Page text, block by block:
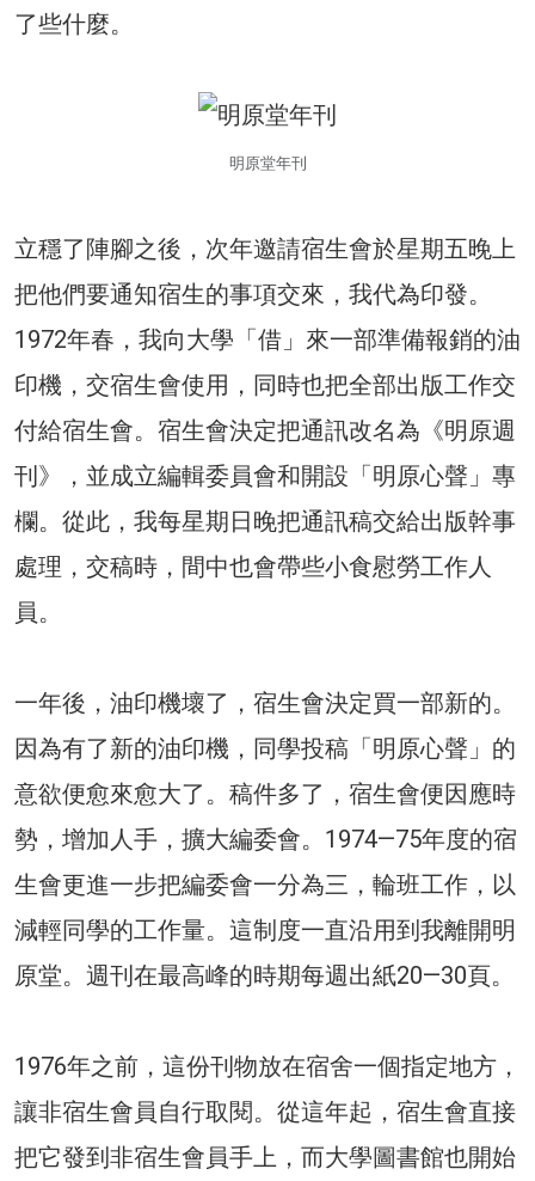
了些什麼。
明原堂年刊
立穩了陣腳之後，次年邀請宿生會於星期五晚上
把他們要通知宿生的事項交來，我代為印發。
1972年春，我向大學「借」來一部準備報銷的油
印機，交宿生會使用，同時也把全部出版工作交
付給宿生會。宿生會決定把通訊改名為《明原週
刊》，並成立編輯委員會和開設「明原心聲」專
欄。從此，我每星期日晚把通訊稿交給出版幹事
處理，交稿時，間中也會帶些小食慰勞工作人
員。
一年後，油印機壞了，宿生會決定買一部新的。
因為有了新的油印機，同學投稿「明原心聲」的
意欲便愈來愈大了。稿件多了，宿生會便因應時
勢，增加人手，擴大編委會。1974—75年度的宿
生會更進一步把編委會一分為三，輪班工作，以
減輕同學的工作量。這制度一直沿用到我離開明
原堂。週刊在最高峰的時期每週出紙20—30頁。
1976年之前，這份刊物放在宿舍一個指定地方，
讓非宿生會員自行取閱。從這年起，宿生會直接
把它發到非宿生會員手上，而大學圖書館也開始